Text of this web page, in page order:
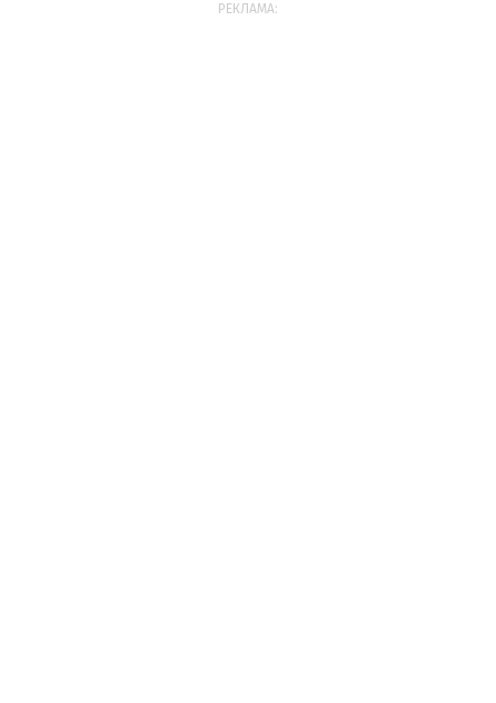
РЕКЛАМА: